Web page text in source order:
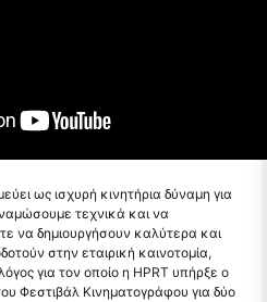
ως ισχυρή κινητήρια δύναμη για
τεχνικά και να
να δημιουργήσουν καλύτερα και
στην εταιρική καινοτομία,
για τον οποίο η HPRT υπήρξε ο
Φεστιβάλ Κινηματογράφου για δύο